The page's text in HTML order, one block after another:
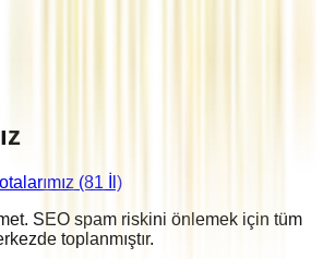
(81 İl)
SEO spam riskini önlemek için tüm
toplanmıştır.